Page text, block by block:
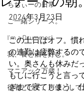
ちぢぃーの日常
ご一緒シリーズ。
I'm a Drummer!
我、食と酒を好む。
マニアック万歳！
役者として、声優として
2024年3月23日
この土日はオフ。慣
の連勤は疲弊するの
い。奥さんも休みだ
もしに行こうと言っ
ぎまで寝てしまう。